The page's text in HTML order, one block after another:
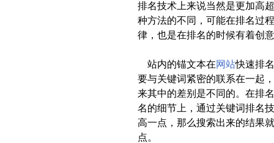
排名技术上来说当然是更加高
种方法的不同，可能在排名过
律，也是在排名的时候有着创
站内的锚文本在网站快速排
要与关键词紧密的联系在一起
来其中的差别是不同的。在排
名的细节上，通过关键词排名
高一点，那么搜索出来的结果
点。